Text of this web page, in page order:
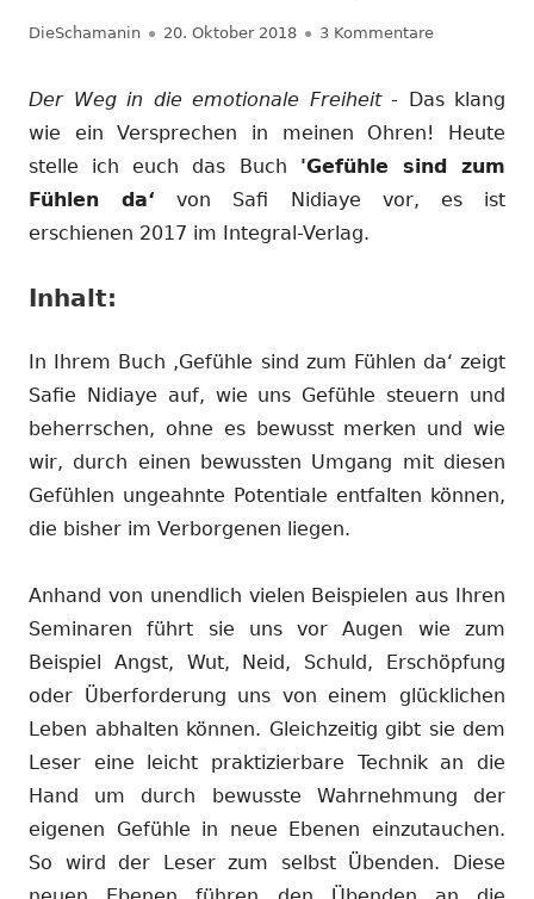
Autor
DieSchamanin Veröffentlicht
20. Oktober 2018 3 Kommentarezu
Der Weg in die emotionale Freiheit- Das klang
wie ein Versprechen in meinen Ohren! Heute
stelle ich euch das Buch 'Gefühle sind zum
Fühlen da‘ von Safi Nidiaye vor, es ist
erschienen 2017 im Integral-Verlag.
Inhalt:
In Ihrem Buch ‚Gefühle sind zum Fühlen da‘ zeigt
Safie Nidiaye auf, wie uns Gefühle steuern und
beherrschen, ohne es bewusst merken und wie
wir, durch einen bewussten Umgang mit diesen
Gefühlen ungeahnte Potentiale entfalten können,
die bisher im Verborgenen liegen.
Anhand von unendlich vielen Beispielen aus Ihren
Seminaren führt sie uns vor Augen wie zum
Beispiel Angst, Wut, Neid, Schuld, Erschöpfung
oder Überforderung uns von einem glücklichen
Leben abhalten können. Gleichzeitig gibt sie dem
Leser eine leicht praktizierbare Technik an die
Hand um durch bewusste Wahrnehmung der
eigenen Gefühle in neue Ebenen einzutauchen.
So wird der Leser zum selbst Übenden. Diese